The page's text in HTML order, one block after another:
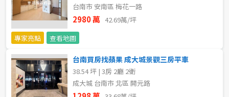
台南市 安南區 梅花一路
2980 萬 42.69萬/坪
專家亮點
查看地圖
台南買房找蘋果 成大城景觀三房平車
38.54 坪 | 3房 2廳 2衛
成大城 台南市 北區 開元路